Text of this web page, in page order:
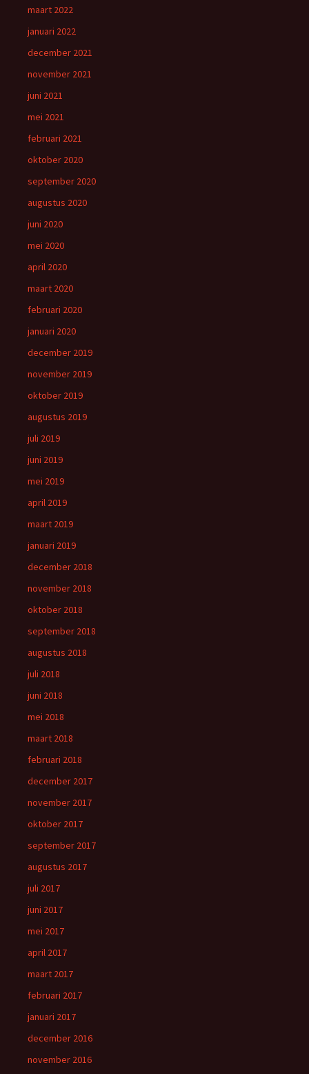
maart 2022
januari 2022
december 2021
november 2021
juni 2021
mei 2021
februari 2021
oktober 2020
september 2020
augustus 2020
juni 2020
mei 2020
april 2020
maart 2020
februari 2020
januari 2020
december 2019
november 2019
oktober 2019
augustus 2019
juli 2019
juni 2019
mei 2019
april 2019
maart 2019
januari 2019
december 2018
november 2018
oktober 2018
september 2018
augustus 2018
juli 2018
juni 2018
mei 2018
maart 2018
februari 2018
december 2017
november 2017
oktober 2017
september 2017
augustus 2017
juli 2017
juni 2017
mei 2017
april 2017
maart 2017
februari 2017
januari 2017
december 2016
november 2016